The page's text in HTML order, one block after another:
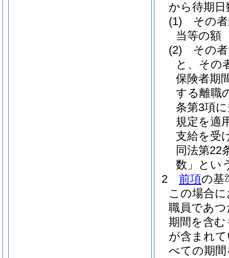
から待期
(1)
その
当等の額
(2)
その
と、その
保険者期
する離職
条第3項
規定を適
支給を受
同法第22
数」とい
2
前項の基
この場合
職員であ
期間を含
が含まれ
べての期